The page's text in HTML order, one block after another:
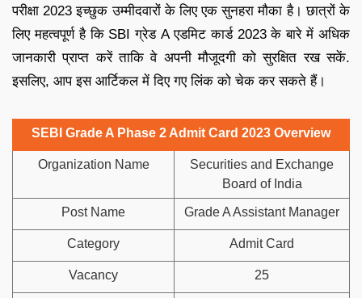
परीक्षा 2023 इच्छुक उम्मीदवारों के लिए एक सुनहरा मौका है। छात्रों के
लिए महत्वपूर्ण है कि SBI ग्रेड A एडमिट कार्ड 2023 के बारे में अधिक
जानकारी प्राप्त करें ताकि वे अपनी मौजूदगी को सुरक्षित रख सकें.
इसलिए, आप इस आर्टिकल में दिए गए लिंक को चेक कर सकते हैं।
SEBI Grade A Phase 2 Admit Card 2023 Overview
Organization Name
Securities and Exchange
Board of India
Post Name Grade A Assistant Manager
Category Admit Card
Vacancy 25